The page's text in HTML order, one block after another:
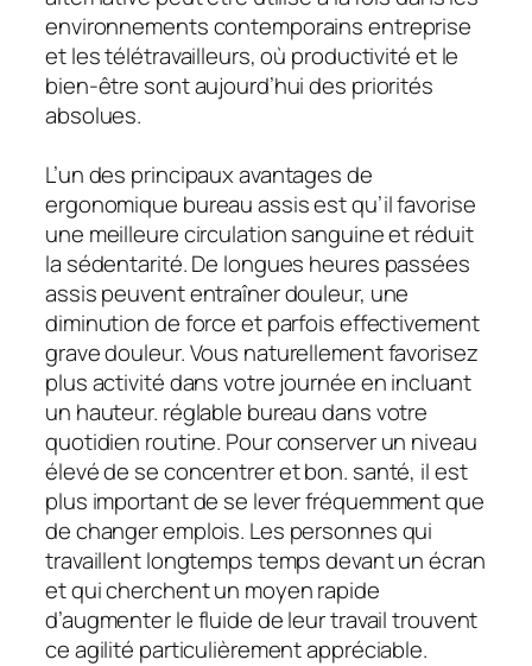
environnements contemporains entreprise
et les télétravailleurs, où productivité et le
bien-être sont aujourd’hui des priorités
absolues.
L’un des principaux avantages de
ergonomique bureau assis est qu’il favorise
une meilleure circulation sanguine et réduit
la sédentarité. De longues heures passées
assis peuvent entraîner douleur, une
diminution de force et parfois effectivement
grave douleur. Vous naturellement favorisez
plus activité dans votre journée en incluant
un hauteur. réglable bureau dans votre
quotidien routine. Pour conserver un niveau
élevé de se concentrer et bon. santé, il est
plus important de se lever fréquemment que
de changer emplois. Les personnes qui
travaillent longtemps temps devant un écran
et qui cherchent un moyen rapide
d’augmenter le fluide de leur travail trouvent
ce agilité particulièrement appréciable.